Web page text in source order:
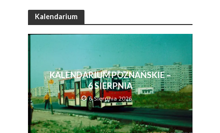
Kalendarium
KALENDARIUM POZNAŃSKIE –
6 SIERPNIA
6 Sierpnia 2026